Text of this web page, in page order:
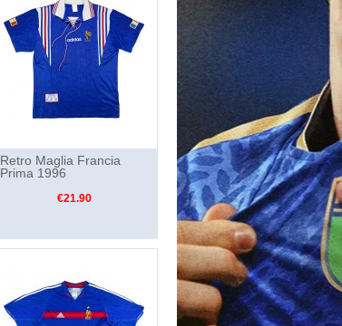
Retro Maglia Francia
Prima 1996
€21.90